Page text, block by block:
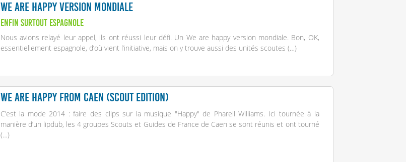
We Are Happy version mondiale
Enfin surtout espagnole
Nous avions relayé leur appel, ils ont réussi leur défi. Un We are happy version mondiale. Bon, OK,
essentiellement espagnole, d’où vient l’initiative, mais on y trouve aussi des unités scoutes (…)
We are Happy from Caen (scout edition)
C’est la mode 2014 : faire des clips sur la musique "Happy" de Pharell Williams. Ici tournée à la
manière d’un lipdub, les 4 groupes Scouts et Guides de France de Caen se sont réunis et ont tourné
(…)